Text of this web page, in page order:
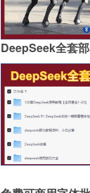
DeepSeek全套